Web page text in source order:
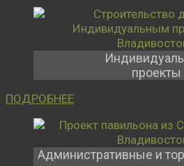
проекты
ПОДРОБНЕЕ
Административные и